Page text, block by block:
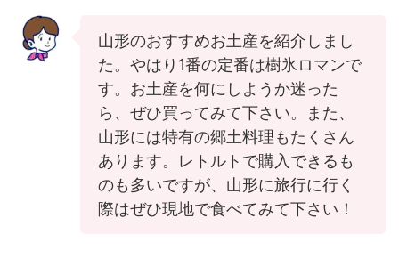
山形のおすすめお土産を紹介しまし
た。やはり1番の定番は樹氷ロマンで
す。お土産を何にしようか迷った
ら、ぜひ買ってみて下さい。また、
山形には特有の郷土料理もたくさん
あります。レトルトで購入できるも
のも多いですが、山形に旅行に行く
際はぜひ現地で食べてみて下さい！